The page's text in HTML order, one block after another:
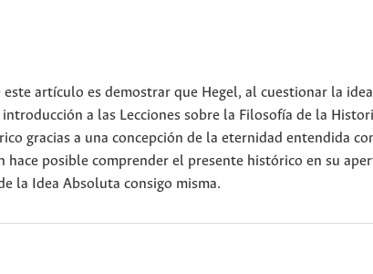
este artículo es demostrar que Hegel, al cuestionar la
a las Lecciones sobre la Filosofía de la
gracias a una concepción de la eternidad entendida
hace posible comprender el presente histórico en su
la Idea Absoluta consigo misma.